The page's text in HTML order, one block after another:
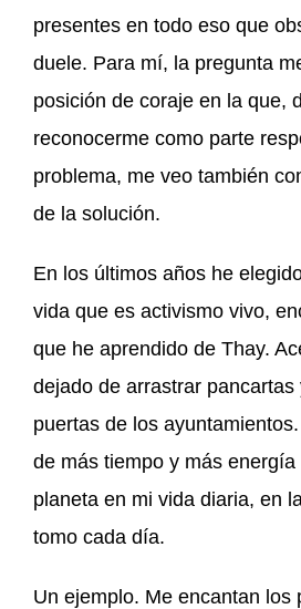
presentes en todo eso que
duele. Para mí, la pregunta
posición de coraje en la que,
reconocerme como parte
problema, me veo también
de la solución.
En los últimos años he
vida que es activismo vivo,
que he aprendido de Thay.
dejado de arrastrar
puertas de los
de más tiempo y más
planeta en mi vida diaria, en
tomo cada día.
Un ejemplo. Me encantan los